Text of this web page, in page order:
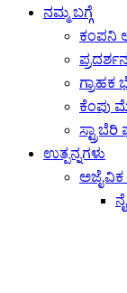
ನಮ್ಮ ಬಗ್ಗೆ
ಕಂಪನಿ
ಪ್ರದರ್ಶನ
ಗ್ರಾಹಕ
ಕೆಂಪು
ಉತ್ಪನ್ನಗಳು
ಅಜೈವಿಕ